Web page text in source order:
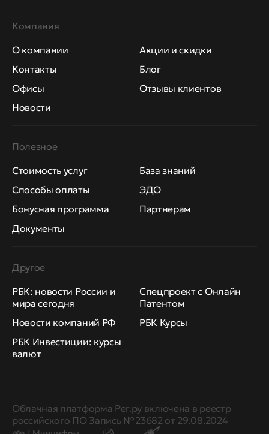
Компания
О компании
Контакты
Офисы
Новости
Акции и скидки
Блог
Отзывы клиентов
Полезное
Стоимость услуг
Способы оплаты
Бонусная программа
Документы
База знаний
ЭДО
Партнерам
Другое
РБК: новости России и
мира сегодня
Новости компаний РФ
РБК Инвестиции: курсы
валют
Спецпроект с Онлайн
Патентом
РБК Курсы
Облачная платформа Рег.ру включена в реестр
российского ПО Запись № 23682 от 29.08.2024